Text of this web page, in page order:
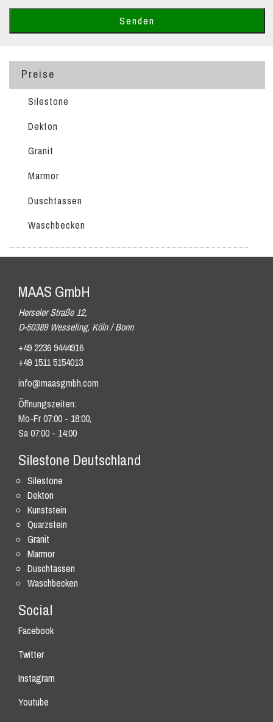
Preise
Silestone
Dekton
Granit
Marmor
Duschtassen
Waschbecken
MAAS GmbH
Herseler Straße 12,
D-50389 Wesseling, Köln / Bonn
+49 2236 9444916
+49 1511 5154013
info@maasgmbh.com
Öffnungszeiten:
Mo-Fr 07:00 - 18:00,
Sa 07:00 - 14:00
Silestone Deutschland
Silestone
Dekton
Kunststein
Quarzstein
Granit
Marmor
Duschtassen
Waschbecken
Social
Facebook
Twitter
Instagram
Youtube